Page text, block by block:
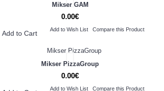
Mikser GAM
0.00€
Add to Cart Add to Wish List Compare this Product
Mikser PizzaGroup
0.00€
Add to Wish List Compare this Product